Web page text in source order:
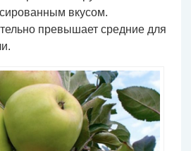
вкусом.
превышает средние для